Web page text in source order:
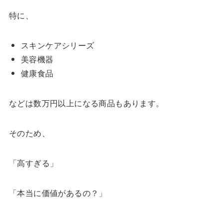
特に、
スキンケアシリーズ
美容機器
健康食品
などは数万円以上になる商品もあります。
そのため、
「高すぎる」
「本当に価値があるの？」